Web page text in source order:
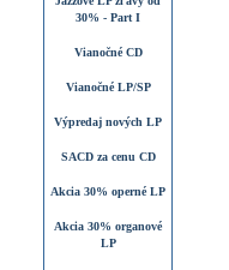
30% - Part I
Vianočné CD
Vianočné LP/SP
Výpredaj nových LP
SACD za cenu CD
Akcia 30% operné LP
Akcia 30% organové
LP